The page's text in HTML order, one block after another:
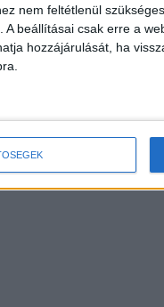
nem feltétlenül
A beállításai csak erre a
hozzájárulását, ha